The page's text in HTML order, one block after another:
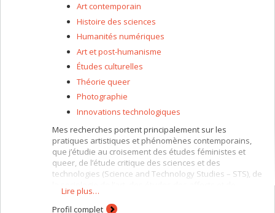
Art contemporain
Histoire des sciences
Humanités numériques
Art et post-humanisme
Études culturelles
Théorie queer
Photographie
Innovations technologiques
Mes recherches portent principalement sur les
pratiques artistiques et phénomènes contemporains,
que j’étudie au croisement des études féministes et
queer, de l’étude critique des sciences et des
technologies (Science and Technology Studies – STS), de
l’éthique du care. Je m’intéresse aux pratiques
photographiques, médiatiques, numériques et
Lire plus…
Profil complet